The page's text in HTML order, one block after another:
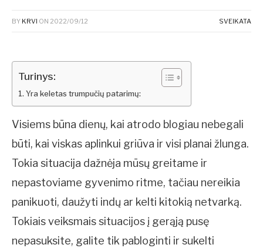
BY KRVI ON 2022/09/12 SVEIKATA
Turinys:
Yra keletas trumpučių patarimų:
Visiems būna dienų, kai atrodo blogiau nebegali
būti, kai viskas aplinkui griūva ir visi planai žlunga.
Tokia situacija dažnėja mūsų greitame ir
nepastoviame gyvenimo ritme, tačiau nereikia
panikuoti, daužyti indų ar kelti kitokią netvarką.
Tokiais veiksmais situacijos į gerąją pusę
nepasuksite, galite tik pabloginti ir sukelti